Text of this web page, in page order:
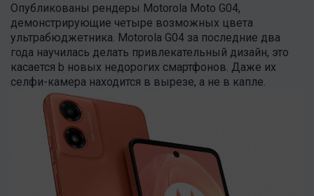
Опубликованы рендеры Motorola Moto G04,
демонстрирующие четыре возможных цвета
ультрабюджетника. Motorola G04 за последние два
года научилась делать привлекательный дизайн, это
касается b новых недорогих смартфонов. Даже их
селфи-камера находится в вырезе, а не в капле.